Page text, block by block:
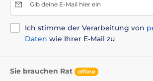
Gib deine E-Mail hier ein
Ich stimme der Verarbeitung von
Daten wie Ihrer E-Mail zu
Sie brauchen Rat offline